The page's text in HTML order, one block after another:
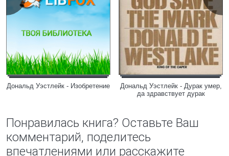
Дональд Уэстлейк - Изобретение
Дональд Уэстлейк - Дурак умер,
да здравствует дурак
Понравилась книга? Оставьте Ваш
комментарий, поделитесь
впечатлениями или расскажите